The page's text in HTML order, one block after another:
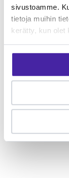
sivustoamme.
tietoja muihin
kerätty, kun olet